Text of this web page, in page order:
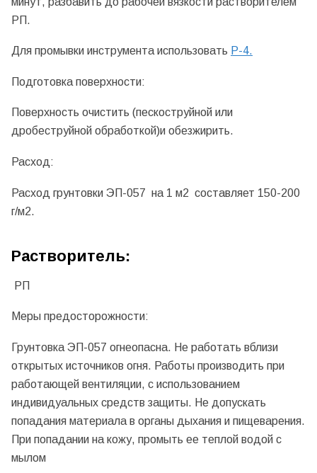
РП.
Для промывки инструмента использовать Р-4.
Подготовка поверхности:
Поверхность очистить (пескоструйной или
дробеструйной обработкой)и обезжирить.
Расход:
Расход грунтовки ЭП-057 на 1 м2 составляет 150-200
г/м2.
Растворитель:
РП
Меры предосторожности:
Грунтовка ЭП-057 огнеопасна. Не работать вблизи
открытых источников огня. Работы производить при
работающей вентиляции, с использованием
индивидуальных средств защиты. Не допускать
попадания материала в органы дыхания и пищеварения.
При попадании на кожу, промыть ее теплой водой с
мылом